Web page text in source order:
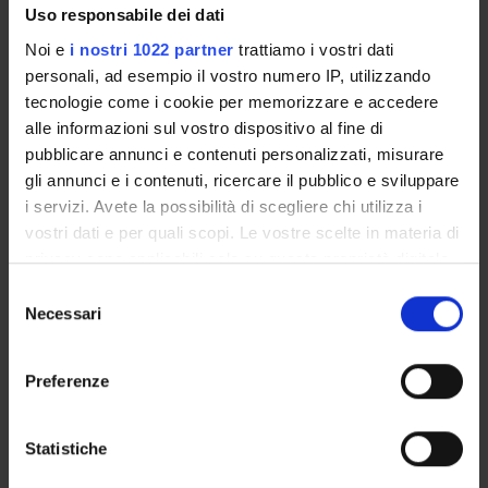
Uso responsabile dei dati
Noi e i nostri 1022 partner trattiamo i vostri dati
personali, ad esempio il vostro numero IP, utilizzando
tecnologie come i cookie per memorizzare e accedere
alle informazioni sul vostro dispositivo al fine di
pubblicare annunci e contenuti personalizzati, misurare
gli annunci e i contenuti, ricercare il pubblico e sviluppare
i servizi. Avete la possibilità di scegliere chi utilizza i
vostri dati e per quali scopi. Le vostre scelte in materia di
privacy sono applicabili solo su questa proprietà digitale
modificare o revocare il proprio consenso in qualsiasi
momento dalla Dichiarazione sui cookie o facendo clic
raccogliere informazioni sulla tua posizione
geografica, con un'approssimazione di qualche
delNecessari
Preferenze
Statistiche
ORGANISATION
GOVERNANCE
COMMITTEES
DEPARTMENT ADMINISTRATION OFFICES
LIBRARIES